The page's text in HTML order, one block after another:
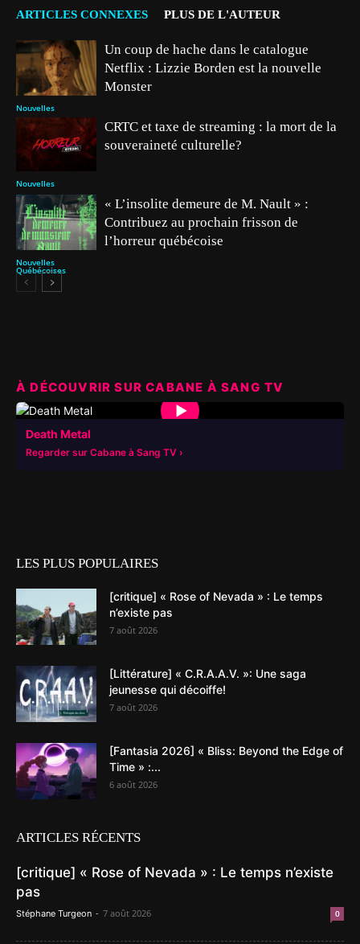
ARTICLES CONNEXES PLUS DE L'AUTEUR
Nouvelles
Un coup de hache dans le catalogue
Netflix : Lizzie Borden est la nouvelle
Monster
Nouvelles
CRTC et taxe de streaming : la mort de la
souveraineté culturelle?
Nouvelles
Québécoises
« L’insolite demeure de M. Nault » :
Contribuez au prochain frisson de
l’horreur québécoise
À DÉCOUVRIR SUR CABANE À SANG TV
▶
Death Metal
Regarder sur Cabane à Sang TV
LES PLUS POPULAIRES
[critique] « Rose of Nevada » : Le temps
n’existe pas
7 août 2026
[Littérature] « C.R.A.A.V. »: Une saga
jeunesse qui décoiffe!
7 août 2026
[Fantasia 2026] « Bliss: Beyond the Edge of
Time » :...
6 août 2026
ARTICLES RÉCENTS
[critique] « Rose of Nevada » : Le temps n’existe
pas
Stéphane Turgeon - 7 août 2026 0